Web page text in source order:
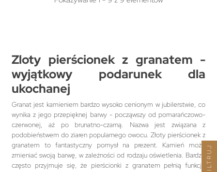
Zloty pierścionek z granatem -
wyjątkowy podarunek dla
ukochanej
Granat jest kamieniem bardzo wysoko cenionym w jubilerstwie, co
wynika z jego przepięknej barwy - począwszy od pomarańczowo-
czerwonej, aż po brunatno-czarną. Nazwa jest związana z
podobieństwem do ziaren popularnego owocu. Złoty pierścionek z
granatem to fantastyczny pomysł na prezent. Kamień może
zmieniać swoją barwę, w zależności od rodzaju oświetlenia. Bardzo
często przyjmuje się, że pierścionki z granatem pełnią funkcję
FILTRUJ